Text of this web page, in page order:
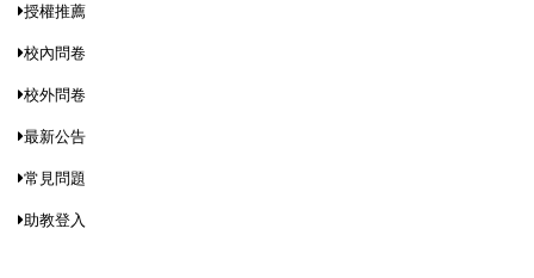
授權推薦
校內問卷
校外問卷
最新公告
常見問題
助教登入